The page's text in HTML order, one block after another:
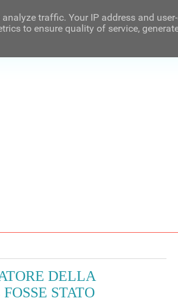
DELLA
STATO
traffic. Your IP address and
to ensure quality of service,